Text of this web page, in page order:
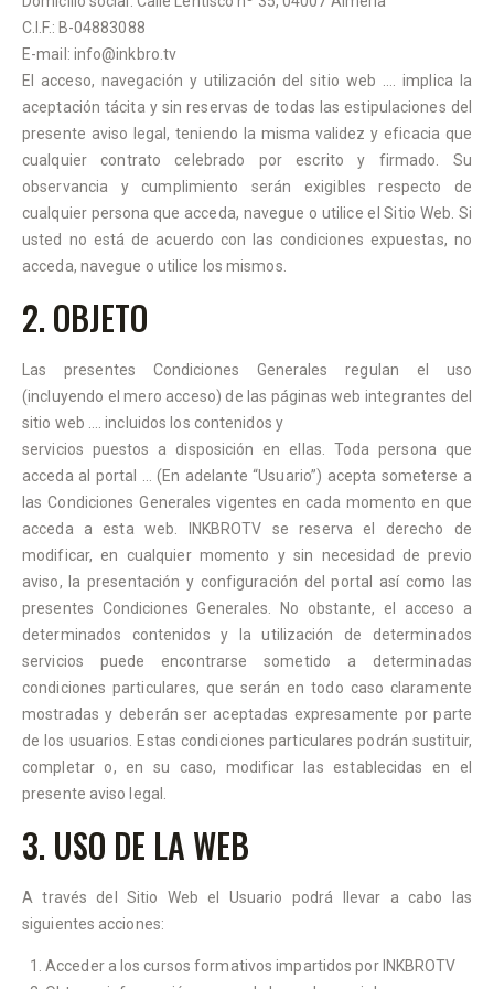
C.I.F.: B-04883088
E-mail: info@inkbro.tv
El acceso, navegación y utilización del sitio web …. implica la
aceptación tácita y sin reservas de todas las estipulaciones del
presente aviso legal, teniendo la misma validez y eficacia que
cualquier contrato celebrado por escrito y firmado. Su
observancia y cumplimiento serán exigibles respecto de
cualquier persona que acceda, navegue o utilice el Sitio Web. Si
usted no está de acuerdo con las condiciones expuestas, no
acceda, navegue o utilice los mismos.
2. OBJETO
Las presentes Condiciones Generales regulan el uso
(incluyendo el mero acceso) de las páginas web integrantes del
sitio web …. incluidos los contenidos y
servicios puestos a disposición en ellas. Toda persona que
acceda al portal … (En adelante “Usuario”) acepta someterse a
las Condiciones Generales vigentes en cada momento en que
acceda a esta web. INKBROTV se reserva el derecho de
modificar, en cualquier momento y sin necesidad de previo
aviso, la presentación y configuración del portal así como las
presentes Condiciones Generales. No obstante, el acceso a
determinados contenidos y la utilización de determinados
servicios puede encontrarse sometido a determinadas
condiciones particulares, que serán en todo caso claramente
mostradas y deberán ser aceptadas expresamente por parte
de los usuarios. Estas condiciones particulares podrán sustituir,
completar o, en su caso, modificar las establecidas en el
presente aviso legal.
3. USO DE LA WEB
A través del Sitio Web el Usuario podrá llevar a cabo las
siguientes acciones:
Acceder a los cursos formativos impartidos por INKBROTV